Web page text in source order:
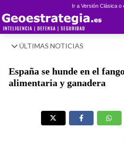
Ir a Versión Clásica o
ÚLTIMAS NOTICIAS
España se hunde en el
alimentaria y ganadera